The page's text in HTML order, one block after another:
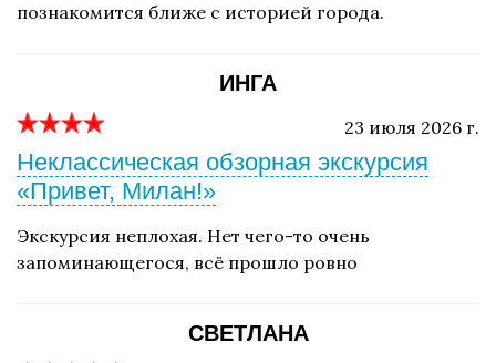
познакомится ближе с историей города.
ИНГА
23 июля 2026 г.
Неклассическая обзорная экскурсия
«Привет, Милан!»
Экскурсия неплохая. Нет чего-то очень
запоминающегося, всё прошло ровно
СВЕТЛАНА